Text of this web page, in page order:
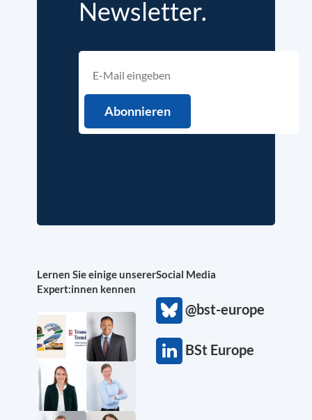
Newsletter.
Lernen Sie einige unserer
Expert:innen kennen
Social Media
@bst-europe
BSt Europe